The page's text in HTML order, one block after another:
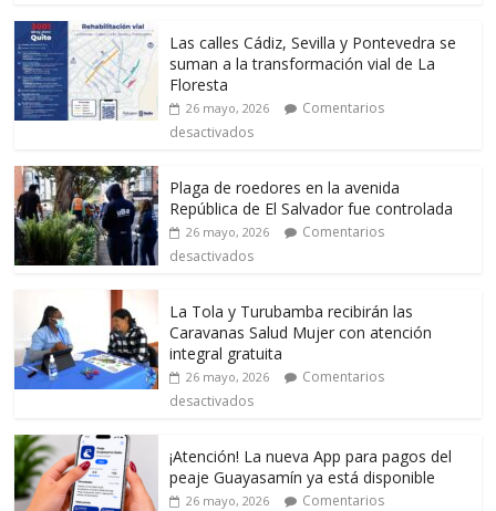
Las calles Cádiz, Sevilla y Pontevedra se
suman a la transformación vial de La
Floresta
26 mayo, 2026
Comentarios
desactivados
Plaga de roedores en la avenida
República de El Salvador fue controlada
26 mayo, 2026
Comentarios
desactivados
La Tola y Turubamba recibirán las
Caravanas Salud Mujer con atención
integral gratuita
26 mayo, 2026
Comentarios
desactivados
¡Atención! La nueva App para pagos del
peaje Guayasamín ya está disponible
26 mayo, 2026
Comentarios